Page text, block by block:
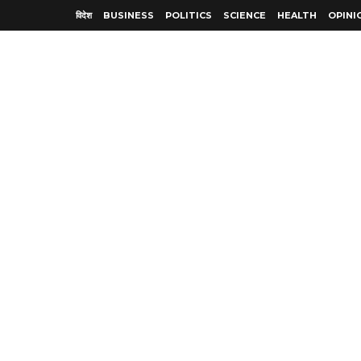
विदेश BUSINESS POLITICS SCIENCE HEALTH